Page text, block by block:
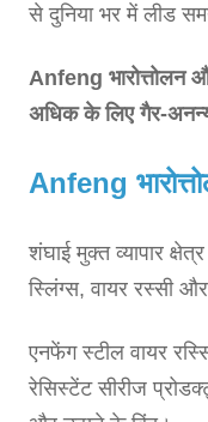
से दुनिया भर में लीड
Anfeng
अधिक के लिए गैर-
Anfeng
शंघाई मुक्त व्यापार
स्लिंग्स, वायर रस्सी
एनफेंग स्टील वायर
रेसिस्टेंट सीरीज